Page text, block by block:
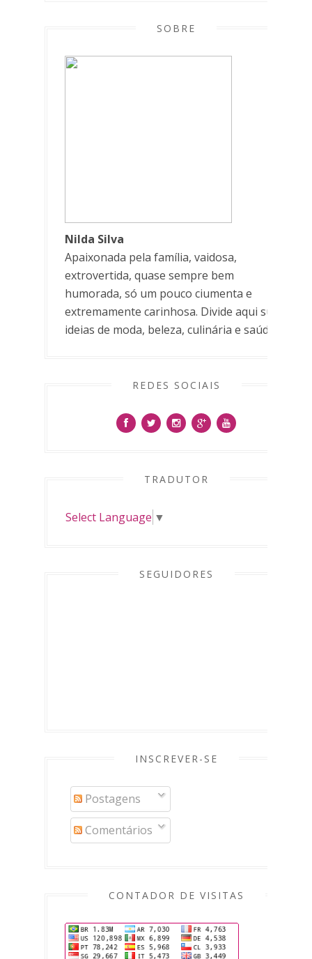
SOBRE
Nilda Silva
Apaixonada pela família, vaidosa,
extrovertida, quase sempre bem
humorada, só um pouco ciumenta e
extremamente carinhosa. Divide aqui suas
ideias de moda, beleza, culinária e saúde.
REDES SOCIAIS
TRADUTOR
Select Language ▼
SEGUIDORES
INSCREVER-SE
Postagens
Comentários
CONTADOR DE VISITAS